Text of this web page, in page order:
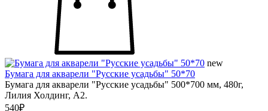
new
Бумага для акварели "Русские усадьбы" 50*70
Бумага для акварели "Русские усадьбы" 500*700 мм, 480г,
Лилия Холдинг, А2.
540₽